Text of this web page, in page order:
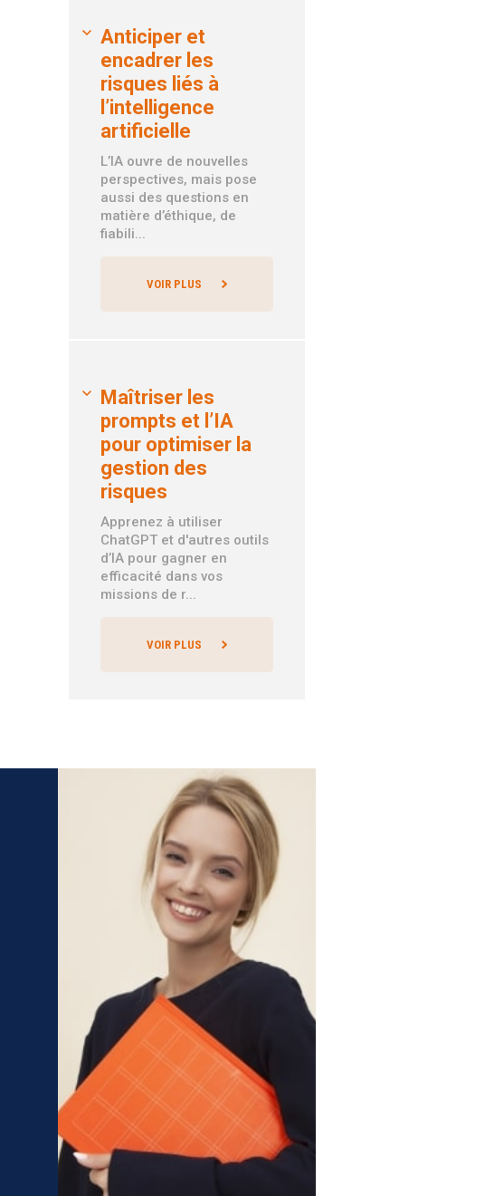
Anticiper et
encadrer les
risques liés à
l’intelligence
artificielle
L’IA ouvre de nouvelles
perspectives, mais pose
aussi des questions en
matière d’éthique, de
fiabili...
VOIR PLUS
Maîtriser les
prompts et l’IA
pour optimiser la
gestion des
risques
Apprenez à utiliser
ChatGPT et d'autres outils
d’IA pour gagner en
efficacité dans vos
missions de r...
VOIR PLUS